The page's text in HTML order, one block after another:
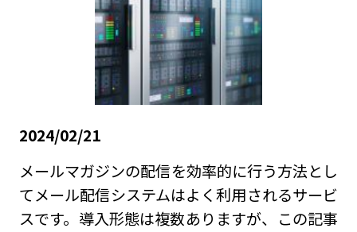
2024/02/21
メールマガジンの配信を効率的に行う方法とし
てメール配信システムはよく利用されるサービ
スです。導入形態は複数ありますが、この記事